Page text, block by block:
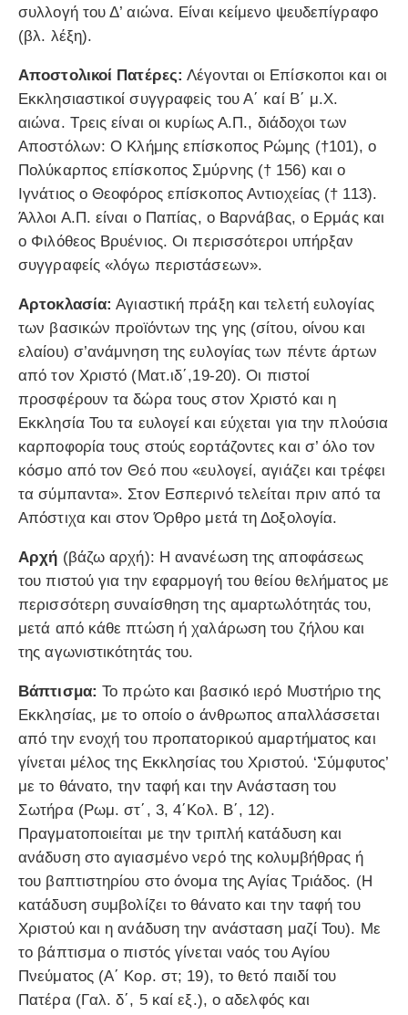
συλλογή του Δ’ αιώνα. Είναι κείμενο ψευδεπίγραφο
(βλ. λέξη).
Αποστολικοί Πατέρες: Λέγονται οι Επίσκοποι και oι
Εκκλησιαστικοί συγγραφεiς του Α΄ καί Β΄ μ.Χ.
αιώνα. Τρεις είναι οι κυρίως Α.Π., διάδοχοι των
Αποστόλων: Ο Κλήμης επίσκοπος Ρώμης (†101), ο
Πολύκαρπος επίσκοπος Σμύρνης († 156) και ο
Ιγνάτιος ο Θεοφόρος επίσκοπος Αντιοχείας († 113).
Άλλοι Α.Π. είναι ο Παπίας, ο Βαρνάβας, ο Ερμάς και
ο Φιλόθεος Βρυένιος. Οι περισσότεροι υπήρξαν
συγγραφείς «λόγω περιστάσεων».
Αρτοκλασία: Αγιαστική πράξη και τελετή ευλογίας
των βασικών προϊόντων της γης (σίτου, οίνου και
ελαίου) σ’ανάμνηση της ευλογίας των πέντε άρτων
από τον Χριστό (Ματ.ιδ΄,19-20). Οι πιστοί
προσφέρουν τα δώρα τους στον Χριστό και η
Εκκλησία Του τα ευλογεί και εύχεται για την πλούσια
καρποφορία τους στούς εορτάζοντες και σ’ όλο τον
κόσμο από τον Θεό που «ευλογεί, αγιάζει και τρέφει
τα σύμπαντα». Στον Εσπερινό τελείται πριν από τα
Απόστιχα και στον Όρθρο μετά τη Δοξολογία.
Αρχή (βάζω αρχή): Η ανανέωση της αποφάσεως
του πιστού για την εφαρμογή του θείου θελήματος με
περισσότερη συναίσθηση της αμαρτωλότητάς του,
μετά από κάθε πτώση ή χαλάρωση του ζήλου και
της αγωνιστικότητάς του.
Βάπτισμα: Το πρώτο και βασικό ιερό Μυστήριο της
Εκκλησίας, με το οποίο ο άνθρωπος απαλλάσσεται
από την ενοχή του προπατορικού αμαρτήματος και
γίνεται μέλος της Εκκλησίας του Χριστού. ‘Σύμφυτος’
με το θάνατο, την ταφή και την Ανάσταση του
Σωτήρα (Ρωμ. στ΄, 3, 4΄Κολ. Β΄, 12).
Πραγματοποιείται με την τριπλή κατάδυση και
ανάδυση στο αγιασμένο νερό της κολυμβήθρας ή
του βαπτιστηρίου στο όνομα της Αγίας Τριάδος. (Η
κατάδυση συμβολίζει το θάνατο και την ταφή του
Χριστού και η ανάδυση την ανάσταση μαζί Του). Με
το βάπτισμα ο πιστός γίνεται ναός του Αγίου
Πνεύματος (Α΄ Κορ. στ; 19), το θετό παιδί του
Πατέρα (Γαλ. δ΄, 5 καί εξ.), ο αδελφός και